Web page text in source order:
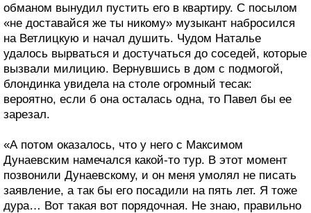
обманом вынудил пустить его в квартиру. С посылом
«не доставайся же ты никому» музыкант набросился
на Ветлицкую и начал душить. Чудом Наталье
удалось вырваться и достучаться до соседей, которые
вызвали милицию. Вернувшись в дом с подмогой,
блондинка увидела на столе огромный тесак:
вероятно, если б она осталась одна, то Павел бы ее
зарезал.
«А потом оказалось, что у него с Максимом
Дунаевским намечался какой-то тур. В этот момент
позвонили Дунаевскому, и он меня умолял не писать
заявление, а так бы его посадили на пять лет. Я тоже
дура… Вот такая вот порядочная. Не знаю, правильно